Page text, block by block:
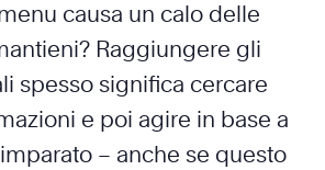
causa un calo delle
Raggiungere gli
spesso significa cercare
e poi agire in base a
– anche se questo